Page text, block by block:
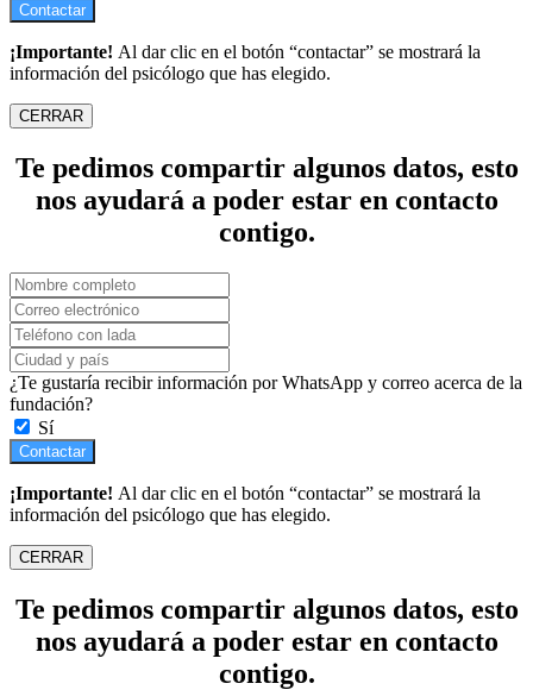
Contactar
¡Importante! Al dar clic en el botón “contactar” se mostrará la
información del psicólogo que has elegido.
CERRAR
Te pedimos compartir algunos datos, esto
nos ayudará a poder estar en contacto
contigo.
¿Te gustaría recibir información por WhatsApp y correo acerca de la
fundación?
Sí
Contactar
¡Importante! Al dar clic en el botón “contactar” se mostrará la
información del psicólogo que has elegido.
CERRAR
Te pedimos compartir algunos datos, esto
nos ayudará a poder estar en contacto
contigo.